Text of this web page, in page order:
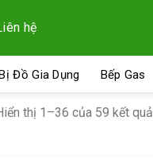
hệ
Đồ Gia Dụng Bếp Gas
thị 1–36 của 59 kết quả